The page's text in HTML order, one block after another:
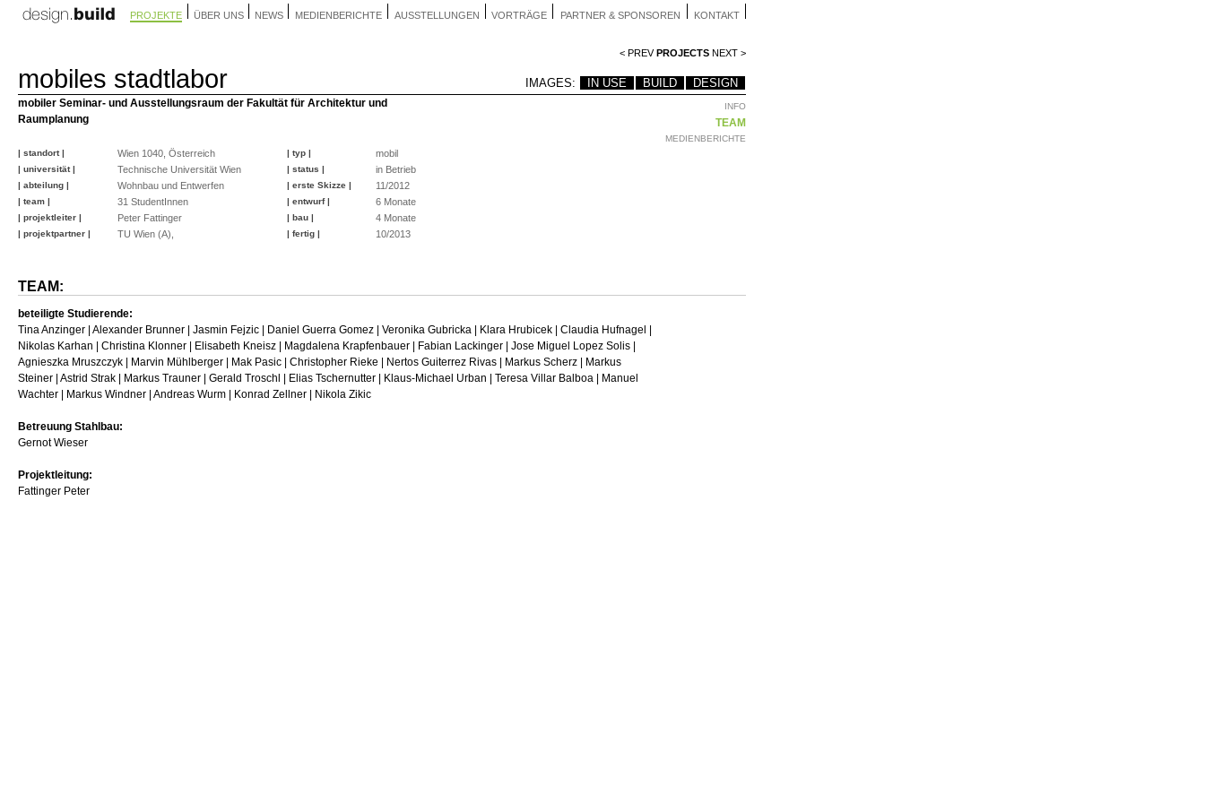
PROJEKTE ÜBER UNS NEWS MEDIENBERICHTE AUSSTELLUNGEN VORTRÄGE PARTNER & SPONSOREN KONTAKT
mobiles stadtlabor
< PREVPROJECTS NEXT >
IMAGES: IN USE BUILD DESIGN
mobiler Seminar- und Ausstellungsraum der Fakultät für Architektur und
Raumplanung
| standort | Wien 1040, Österreich | typ | mobil
| universität | Technische Universität Wien | status | in Betrieb
| abteilung | Wohnbau und Entwerfen | erste Skizze | 11/2012
| team | 31 StudentInnen | entwurf | 6 Monate
| projektleiter | Peter Fattinger | bau | 4 Monate
| projektpartner | TU Wien (A), | fertig | 10/2013
INFO
TEAM
MEDIENBERICHTE
TEAM:
beteiligte Studierende:
Tina Anzinger | Alexander Brunner | Jasmin Fejzic | Daniel Guerra Gomez | Veronika Gubricka | Klara Hrubicek | Claudia Hufnagel |
Nikolas Karhan | Christina Klonner | Elisabeth Kneisz | Magdalena Krapfenbauer | Fabian Lackinger | Jose Miguel Lopez Solis |
Agnieszka Mruszczyk | Marvin Mühlberger | Mak Pasic | Christopher Rieke | Nertos Guiterrez Rivas | Markus Scherz | Markus
Steiner | Astrid Strak | Markus Trauner | Gerald Troschl | Elias Tschernutter | Klaus-Michael Urban | Teresa Villar Balboa | Manuel
Wachter | Markus Windner | Andreas Wurm | Konrad Zellner | Nikola Zikic
Betreuung Stahlbau:
Gernot Wieser
Projektleitung:
Fattinger Peter